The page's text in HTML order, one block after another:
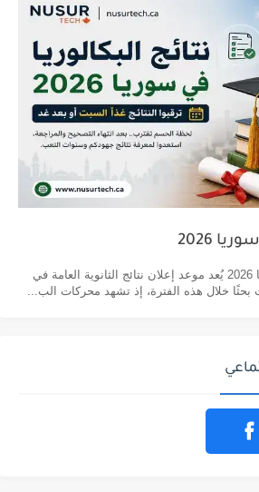
2026
موعد نتائج البكالوريا سوريا 2026 يُعد موعد إعلان نتائج الثانوية العامة في
خلال هذه الفترة، إذ تشهد محركات الب...